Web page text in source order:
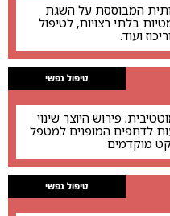
המבוססת על השגת
בלתי רצויות, לטיפול
ועוד.
טיפול נפשי
פירוש היוצר שינוי
לדחפים המופנים למטפל
מוקדמים
טיפול נפשי